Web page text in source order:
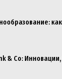
& Co: